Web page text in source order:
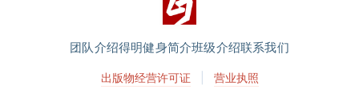
团队介绍得明健身简介班级介绍联系我们
出版物经营许可证 营业执照